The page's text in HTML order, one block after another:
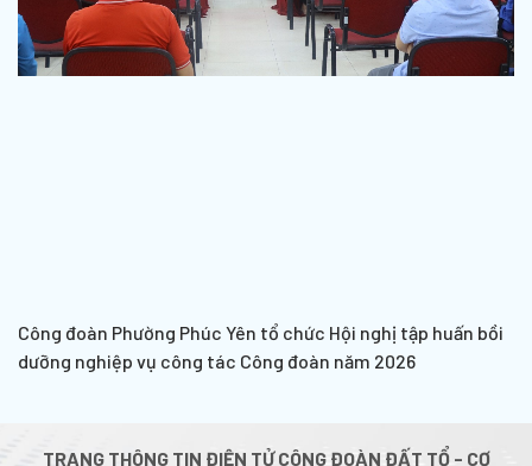
Công đoàn Phường Phúc Yên tổ chức Hội nghị tập huấn bồi
dưỡng nghiệp vụ công tác Công đoàn năm 2026
TRANG THÔNG TIN ĐIỆN TỬ CÔNG ĐOÀN ĐẤT TỔ - CƠ